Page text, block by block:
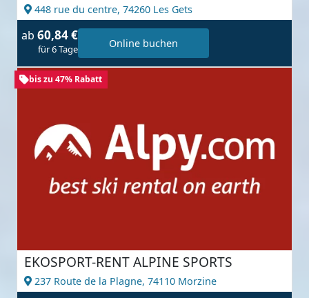
448 rue du centre, 74260 Les Gets
ab 60,84 €
für 6 Tage Online buchen
bis zu 47% Rabatt
EKOSPORT-RENT ALPINE SPORTS
237 Route de la Plagne, 74110 Morzine